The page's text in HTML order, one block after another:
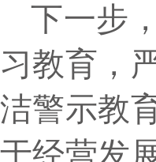
下一步
习教育，
洁警示教
于经营发